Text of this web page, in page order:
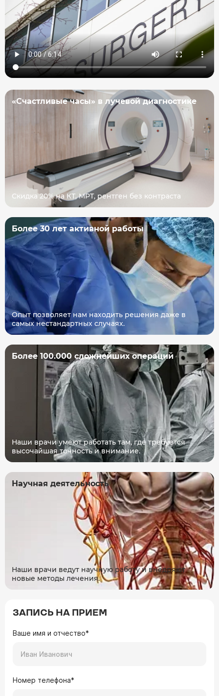
«Счастливые часы» в лучевой диагностике
Скидка 20% на КТ, МРТ, рентген без контраста
Более 30 лет активной работы
Опыт позволяет нам находить решения даже в
самых нестандартных случаях.
Более 100.000 сложнейших операций
Наши врачи умеют работать там, где требуется
высочайшая точность и внимание.
Научная деятельность
Наши врачи ведут научную работу и внедряют
новые методы лечения.
ЗАПИСЬ НА ПРИЕМ
Ваше имя и отчество*
Номер телефона*